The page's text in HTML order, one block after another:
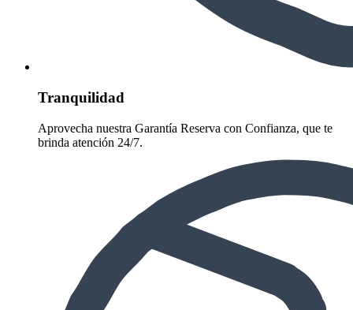
Tranquilidad
Aprovecha nuestra Garantía Reserva con Confianza, que te
brinda atención 24/7.